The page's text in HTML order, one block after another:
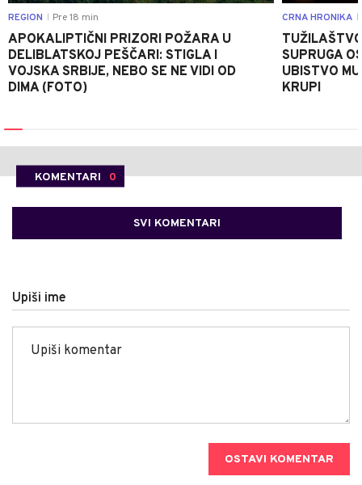
REGION Pre 18 min
APOKALIPTIČNI PRIZORI POŽARA U
DELIBLATSKOJ PEŠČARI: STIGLA I
VOJSKA SRBIJE, NEBO SE NE VIDI OD
DIMA (FOTO)
CRNA HRONIKA
SUPRUGA
UBISTVO
KRUPI
KOMENTARI 0
SVI KOMENTARI
Upiši ime
OSTAVI KOMENTAR